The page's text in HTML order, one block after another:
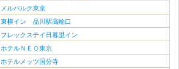
メルパルク東京
東横イン 品川駅高輪口
フレックステイ日暮里イン
ホテルＮＥＯ東京
ホテルメッツ国分寺